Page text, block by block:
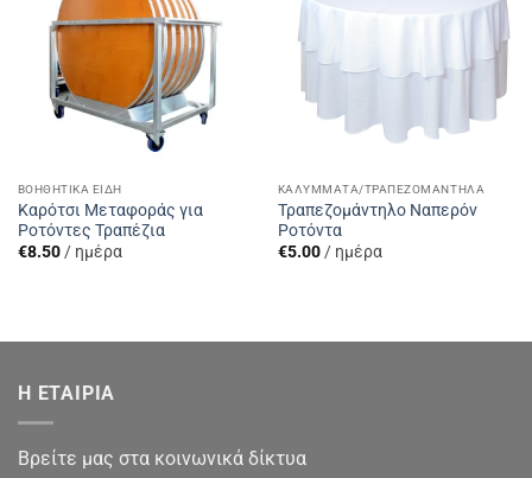
Wishlist
ΒΟΗΘΗΤΙΚΆ ΕΊΔΗ
Καρότσι Μεταφοράς για
Ροτόντες Τραπέζια
€8.50/ ημέρα
Wishlist
ΚΑΛΎΜΜΑΤΑ/ΤΡΑΠΕΖΟΜΆΝΤΗΛΑ
Τραπεζομάντηλο Ναπερόν
Ροτόντα
€5.00/ ημέρα
Η ΕΤΑΙΡΙΑ
Βρείτε μας στα κοινωνικά δίκτυα